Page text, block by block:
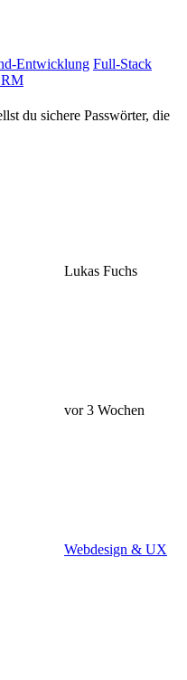
Entwicklung Full-Stack
du sichere Passwörter, die
Lukas Fuchs
vor 3 Wochen
Webdesign & UX